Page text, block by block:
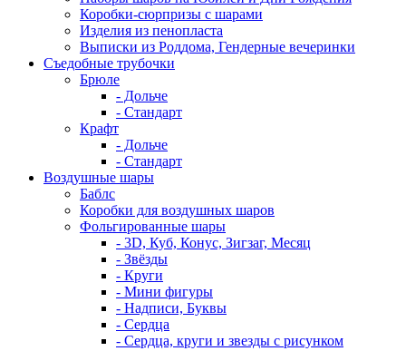
Коробки-сюрпризы с шарами
Изделия из пенопласта
Выписки из Роддома, Гендерные вечеринки
Съедобные трубочки
Брюле
- Дольче
- Стандарт
Крафт
- Дольче
- Стандарт
Воздушные шары
Баблс
Коробки для воздушных шаров
Фольгированные шары
- 3D, Куб, Конус, Зигзаг, Месяц
- Звёзды
- Круги
- Мини фигуры
- Надписи, Буквы
- Сердца
- Сердца, круги и звезды с рисунком